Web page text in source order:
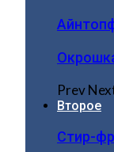
Prev
Второе
Стир-